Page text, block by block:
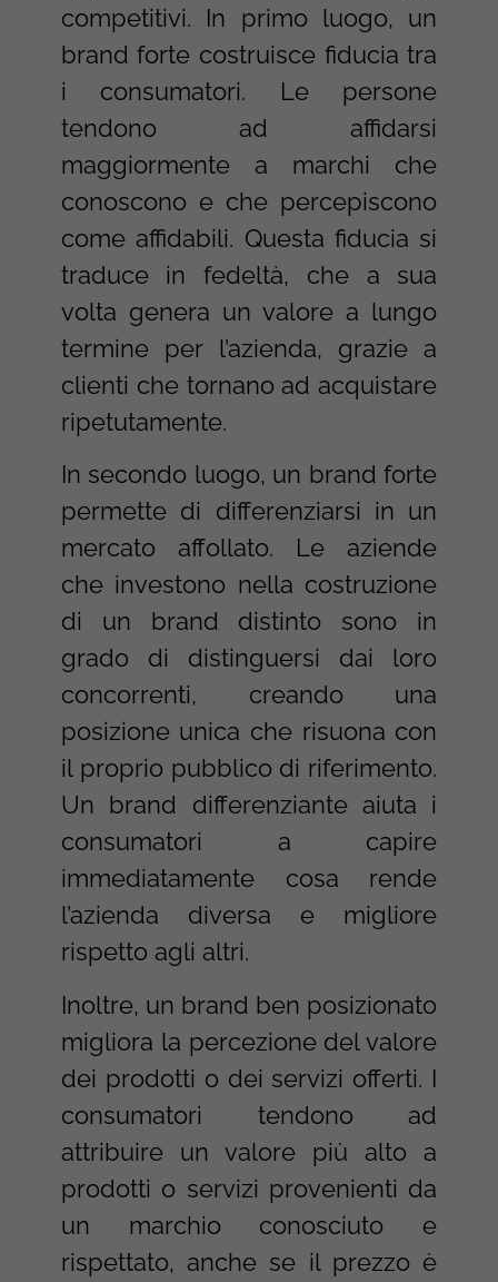
competitivi. In primo luogo, un
brand forte costruisce fiducia tra
i consumatori. Le persone
tendono ad affidarsi
maggiormente a marchi che
conoscono e che percepiscono
come affidabili. Questa fiducia si
traduce in fedeltà, che a sua
volta genera un valore a lungo
termine per l’azienda, grazie a
clienti che tornano ad acquistare
ripetutamente.
In secondo luogo, un brand forte
permette di differenziarsi in un
mercato affollato. Le aziende
che investono nella costruzione
di un brand distinto sono in
grado di distinguersi dai loro
concorrenti, creando una
posizione unica che risuona con
il proprio pubblico di riferimento.
Un brand differenziante aiuta i
consumatori a capire
immediatamente cosa rende
l’azienda diversa e migliore
rispetto agli altri.
Inoltre, un brand ben posizionato
migliora la percezione del valore
dei prodotti o dei servizi offerti. I
consumatori tendono ad
attribuire un valore più alto a
prodotti o servizi provenienti da
un marchio conosciuto e
rispettato, anche se il prezzo è